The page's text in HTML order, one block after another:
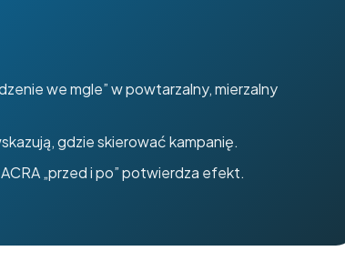
we mgle” w powtarzalny, mierzalny
gdzie skierować kampanię.
„przed i po” potwierdza efekt.